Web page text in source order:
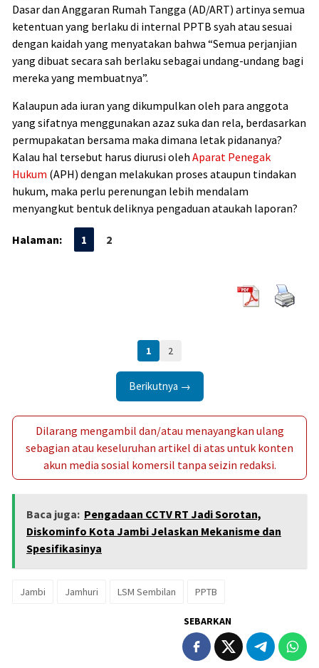
Dasar dan Anggaran Rumah Tangga (AD/ART) artinya semua
ketentuan yang berlaku di internal PPTB syah atau sesuai
dengan kaidah yang menyatakan bahwa “Semua perjanjian
yang dibuat secara sah berlaku sebagai undang-undang bagi
mereka yang membuatnya”.
Kalaupun ada iuran yang dikumpulkan oleh para anggota
yang sifatnya menggunakan azaz suka dan rela, berdasarkan
permupakatan bersama maka dimana letak pidananya?
Kalau hal tersebut harus diurusi oleh Aparat Penegak
Hukum (APH) dengan melakukan proses ataupun tindakan
hukum, maka perlu perenungan lebih mendalam
menyangkut bentuk deliknya pengaduan ataukah laporan?
Halaman: 1 2
1 2
Berikutnya →
Dilarang mengambil dan/atau menayangkan ulang
sebagian atau keseluruhan artikel di atas untuk konten
akun media sosial komersil tanpa seizin redaksi.
Baca juga: Pengadaan CCTV RT Jadi Sorotan,
Diskominfo Kota Jambi Jelaskan Mekanisme dan
Spesifikasinya
Jambi Jamhuri LSM Sembilan PPTB
SEBARKAN